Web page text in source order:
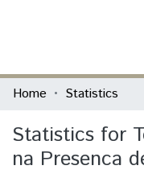
Communities &
All of DSpace
Home Statistics
Statistics for
na Presenca